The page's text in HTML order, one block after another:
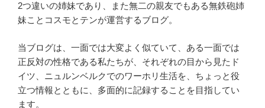
2つ違いの姉妹であり、また無二の親友でもある無鉄砲姉
妹ことコスモとテンが運営するブログ。
当ブログは、一面では大変よく似ていて、ある一面では
正反対の性格である私たちが、それぞれの目から見たド
イツ、ニュルンベルクでのワーホリ生活を、ちょっと役
立つ情報とともに、多面的に記録することを目指してい
ます。